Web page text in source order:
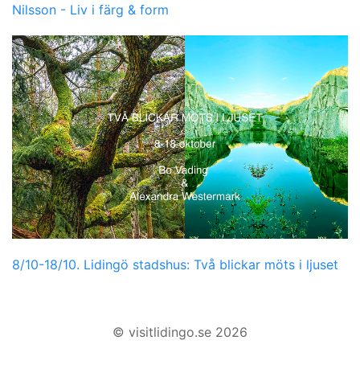
Nilsson - Liv i färg & form
8/10-18/10. Lidingö stadshus: Två blickar möts i ljuset
© visitlidingo.se 2026